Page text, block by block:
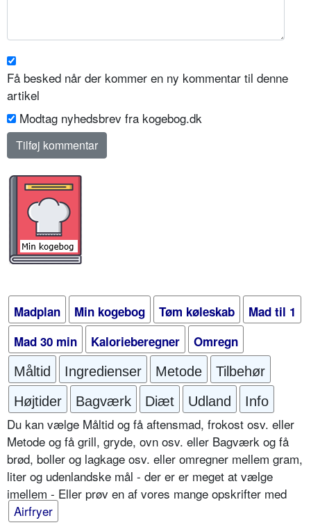
Få besked når der kommer en ny kommentar til denne
artikel
Modtag nyhedsbrev fra kogebog.dk
Madplan Min kogebog Tøm køleskab
Mad til 1
Mad 30 min
Kalorieberegner Omregn
Måltid Ingredienser Metode
Tilbehør
Højtider
Bagværk Diæt Udland Info
Du kan vælge Måltid og få aftensmad, frokost osv. eller
Metode og få grill, gryde, ovn osv. eller Bagværk og få
brød, boller og lagkage osv. eller omregner mellem gram,
liter og udenlandske mål - der er er meget at vælge
imellem - Eller prøv en af vores mange opskrifter med
Airfryer